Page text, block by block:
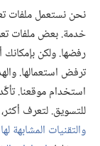
نحن نستعمل ملفات
خدمة. بعض ملفات
رفضها. ولكن
ترفض استعمالها.
استخدام موقعنا. تأكَّد
للتسويق. لتعرف أكثر،
والتقنيات المشابهة
(يفتح
نافذة
جديدة) تطبيق ®
Library
مكتبة برج المراقبة